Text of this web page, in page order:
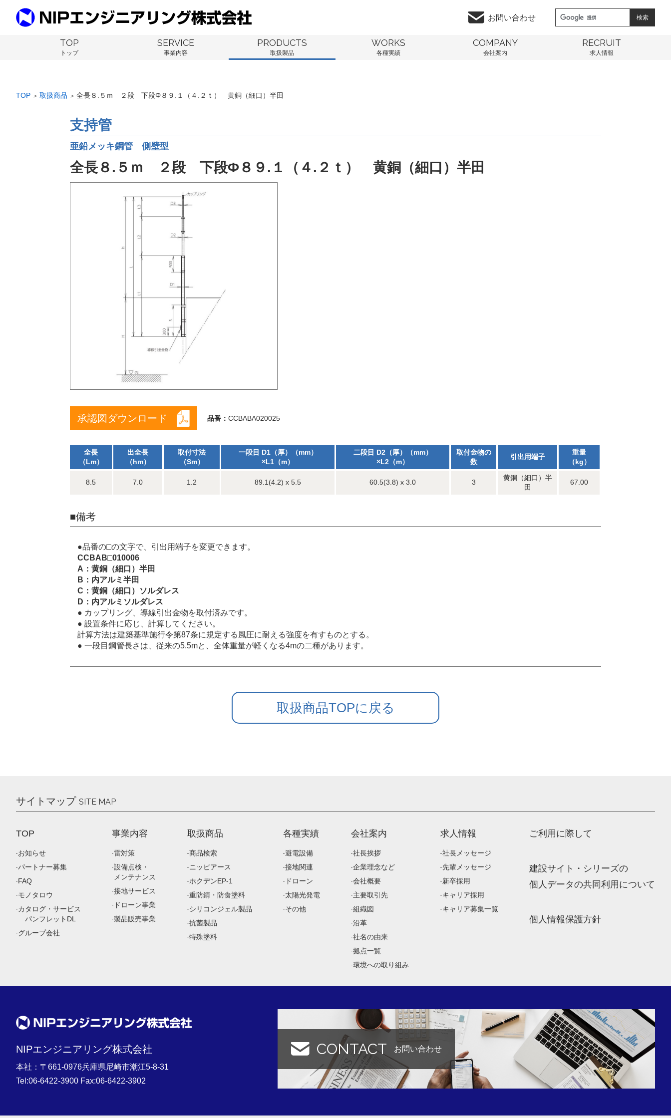
お問い合わせ
TOP
トップ
SERVICE
事業内容
PRODUCTS
取扱製品
WORKS
各種実績
COMPANY
会社案内
RECRUIT
求人情報
TOP ＞ 取扱商品 ＞ 全長８.５ｍ ２段 下段Φ８９.１（４.２ｔ） 黄銅（細口）半田
支持管
亜鉛メッキ鋼管 側壁型
全長８.５ｍ ２段 下段Φ８９.１（４.２ｔ） 黄銅（細口）半田
承認図ダウンロード 品番： CCBABA020025
全長
（Lm）
出全長
（hm）
取付寸法
（Sm）
一段目 D1（厚）（mm）
×L1（m）
二段目 D2（厚）（mm）
×L2（m）
取付金物の
数
引出用端子
重量
（kg）
8.5 7.0 1.2 89.1(4.2) x 5.5 60.5(3.8) x 3.0 3
黄銅（細口）半
田
67.00
■備考
●品番の□の文字で、引出用端子を変更できます。
CCBAB□010006
A：黄銅（細口）半田
B：内アルミ半田
C：黄銅（細口）ソルダレス
D：内アルミソルダレス
● カップリング、導線引出金物を取付済みです。
● 設置条件に応じ、計算してください。
計算方法は建築基準施行令第87条に規定する風圧に耐える強度を有すものとする。
● 一段目鋼管長さは、従来の5.5mと、全体重量が軽くなる4mの二種があります。
取扱商品TOPに戻る
サイトマップ SITE MAP
TOP
お知らせ
パートナー募集
FAQ
モノタロウ
カタログ・サービス
パンフレットDL
グループ会社
事業内容
雷対策
設備点検・
メンテナンス
接地サービス
ドローン事業
製品販売事業
取扱商品
商品検索
ニッピアース
ホクデンEP-1
重防錆・防食塗料
シリコンジェル製品
抗菌製品
特殊塗料
各種実績
避電設備
接地関連
ドローン
太陽光発電
その他
会社案内
社長挨拶
企業理念など
会社概要
主要取引先
組織図
沿革
社名の由来
拠点一覧
環境への取り組み
求人情報
社長メッセージ
先輩メッセージ
新卒採用
キャリア採用
キャリア募集一覧
ご利用に際して
建設サイト・シリーズの
個人データの共同利用について
個人情報保護方針
NIPエンジニアリング株式会社
本社：〒661-0976兵庫県尼崎市潮江5-8-31
Tel:06-6422-3900 Fax:06-6422-3902
CONTACT お問い合わせ